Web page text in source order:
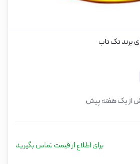
برند تک تاب
از یک هفته پیش
برای اطلاع از قیمت تماس بگیرید